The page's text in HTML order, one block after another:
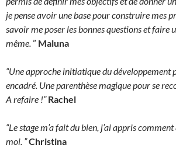
je pense avoir une base pour construire mes
savoir me poser les bonnes questions et faire
même.” Maluna
“Une approche initiatique du développement
encadré. Une parenthèse magique pour se
A refaire !” Rachel
“Le stage m’a fait du bien, j’ai appris
moi. ”Christina